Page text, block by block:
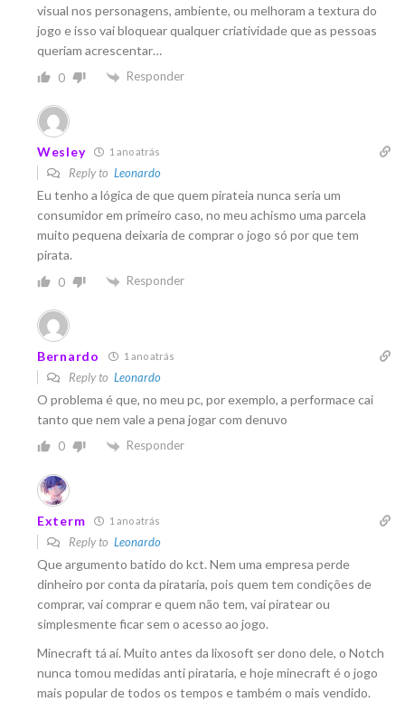
visual nos personagens, ambiente, ou melhoram a textura do
jogo e isso vai bloquear qualquer criatividade que as pessoas
queriam acrescentar…
0 Responder
Wesley 1 ano atrás
Reply to Leonardo
Eu tenho a lógica de que quem pirateia nunca seria um
consumidor em primeiro caso, no meu achismo uma parcela
muito pequena deixaria de comprar o jogo só por que tem
pirata.
0 Responder
Bernardo 1 ano atrás
Reply to Leonardo
O problema é que, no meu pc, por exemplo, a performace cai
tanto que nem vale a pena jogar com denuvo
0 Responder
Exterm 1 ano atrás
Reply to Leonardo
Que argumento batido do kct. Nem uma empresa perde
dinheiro por conta da pirataria, pois quem tem condições de
comprar, vai comprar e quem não tem, vai piratear ou
simplesmente ficar sem o acesso ao jogo.
Minecraft tá aí. Muito antes da lixosoft ser dono dele, o Notch
nunca tomou medidas anti pirataria, e hoje minecraft é o jogo
mais popular de todos os tempos e também o mais vendido.